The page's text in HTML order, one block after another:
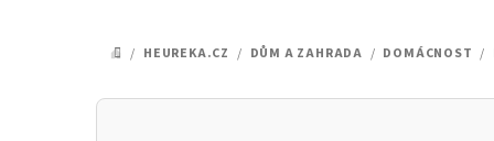
DOMŮ
/ HEUREKA.CZ / DŮM A ZAHRADA / DOMÁCNOST /
P